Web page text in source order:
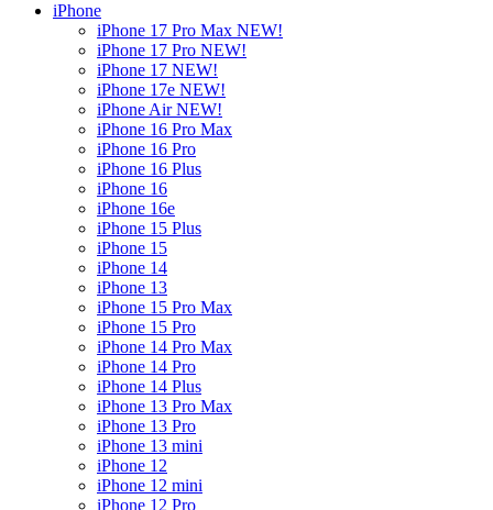
iPhone
iPhone 17 Pro Max NEW!
iPhone 17 Pro NEW!
iPhone 17 NEW!
iPhone 17e NEW!
iPhone Air NEW!
iPhone 16 Pro Max
iPhone 16 Pro
iPhone 16 Plus
iPhone 16
iPhone 16e
iPhone 15 Plus
iPhone 15
iPhone 14
iPhone 13
iPhone 15 Pro Max
iPhone 15 Pro
iPhone 14 Pro Max
iPhone 14 Pro
iPhone 14 Plus
iPhone 13 Pro Max
iPhone 13 Pro
iPhone 13 mini
iPhone 12
iPhone 12 mini
iPhone 12 Pro